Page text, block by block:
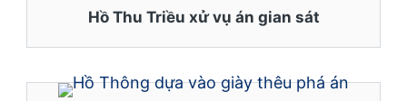
Hồ Thu Triều xử vụ án gian sát